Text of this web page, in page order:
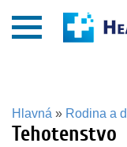
Hlavná » Rodina a
Tehotenstvo